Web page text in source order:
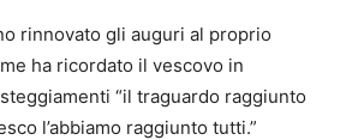
rinnovato gli auguri al proprio
ha ricordato il vescovo in
“il traguardo raggiunto
l’abbiamo raggiunto tutti.”